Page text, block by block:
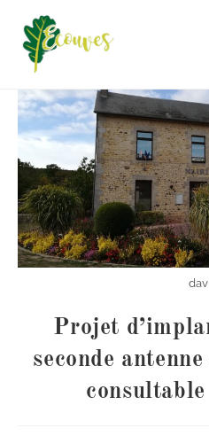
dav
Projet
seconde